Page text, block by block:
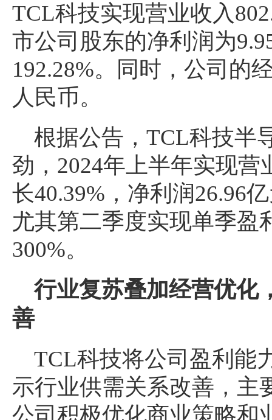
TCL科技实现营业收入
市公司股东的净利润为
192.28%。同时，公司的
人民币。
根据公告，TCL科技半
劲，2024年上半年实现营
长40.39%，净利润26.96
尤其第二季度实现单季盈
300%。
行业复苏叠加经营优化
善
TCL科技将公司盈利能
示行业供需关系改善，主
公司积极优化商业策略和